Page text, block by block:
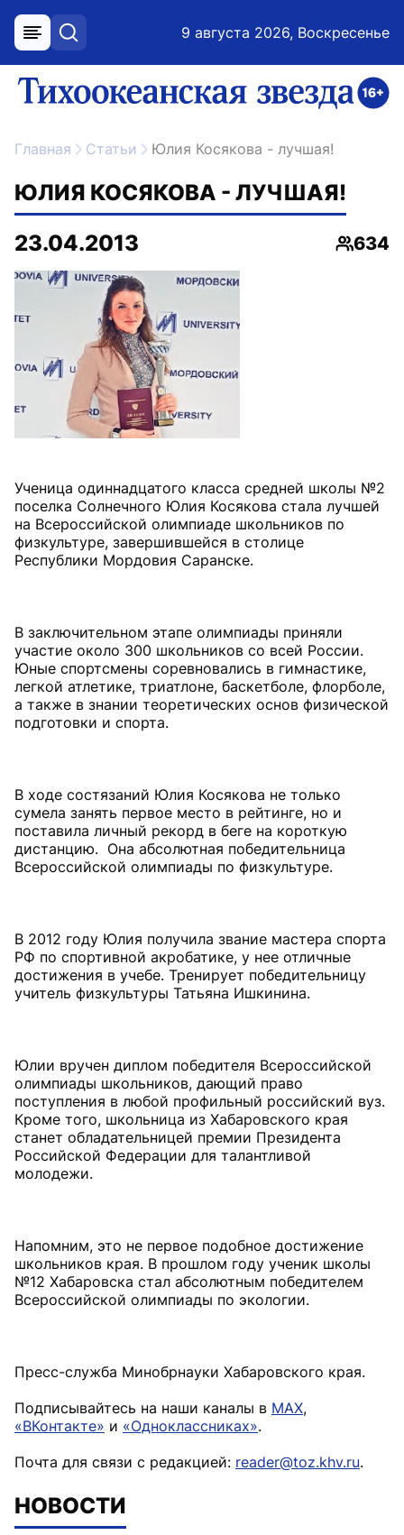
меню поиск 9 августа 2026, Воскресенье
ссылка на главную
Главная Статьи Юлия Косякова - лучшая!
ЮЛИЯ КОСЯКОВА - ЛУЧШАЯ!
23.04.2013
634
Ученица одиннадцатого класса средней школы №2
поселка Солнечного Юлия Косякова стала лучшей
на Всероссийской олимпиаде школьников по
физкультуре, завершившейся в столице
Республики Мордовия Саранске.
В заключительном этапе олимпиады приняли
участие около 300 школьников со всей России.
Юные спортсмены соревновались в гимнастике,
легкой атлетике, триатлоне, баскетболе, флорболе,
а также в знании теоретических основ физической
подготовки и спорта.
В ходе состязаний Юлия Косякова не только
сумела занять первое место в рейтинге, но и
поставила личный рекорд в беге на короткую
дистанцию. Она абсолютная победительница
Всероссийской олимпиады по физкультуре.
В 2012 году Юлия получила звание мастера спорта
РФ по спортивной акробатике, у нее отличные
достижения в учебе. Тренирует победительницу
учитель физкультуры Татьяна Ишкинина.
Юлии вручен диплом победителя Всероссийской
олимпиады школьников, дающий право
поступления в любой профильный российский вуз.
Кроме того, школьница из Хабаровского края
станет обладательницей премии Президента
Российской Федерации для талантливой
молодежи.
Напомним, это не первое подобное достижение
школьников края. В прошлом году ученик школы
№12 Хабаровска стал абсолютным победителем
Всероссийской олимпиады по экологии.
Пресс-служба Минобрнауки Хабаровского края.
Подписывайтесь на наши каналы в MAX,
«ВКонтакте» и «Одноклассниках».
Почта для связи с редакцией: reader@toz.khv.ru.
НОВОСТИ